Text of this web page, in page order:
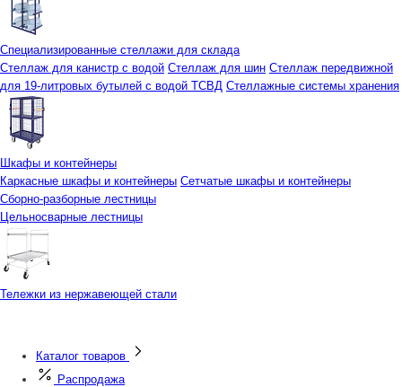
Специализированные стеллажи для склада
Стеллаж для канистр с водой Стеллаж для шин Стеллаж передвижной
для 19-литровых бутылей с водой ТСВД Стеллажные системы хранения
Шкафы и контейнеры
Каркасные шкафы и контейнеры Сетчатые шкафы и контейнеры
Сборно-разборные лестницы
Цельносварные лестницы
Тележки из нержавеющей стали
Каталог товаров
Распродажа